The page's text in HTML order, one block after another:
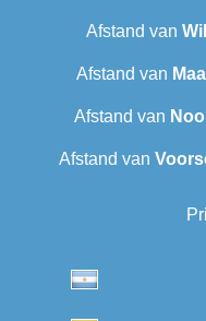
Afstand van
Afstand van
Afstand van
Afstand van